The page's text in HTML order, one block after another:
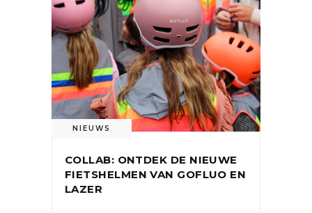
NIEUWS
COLLAB: ONTDEK DE NIEUWE
FIETSHELMEN VAN GOFLUO EN
LAZER